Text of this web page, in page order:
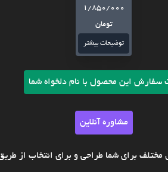
1/850/000
تومان
توضیحات بیشتر
سفارش این محصول با نام دلخواه شما
مشاوره آنلاین
برای شما طراحی و برای انتخاب از